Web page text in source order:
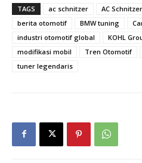
TAGS ac schnitzer AC
berita otomotif
BMW tuning
industri otomotif global
KOHL
modifikasi mobil
Tren Otomotif
tuner legendaris